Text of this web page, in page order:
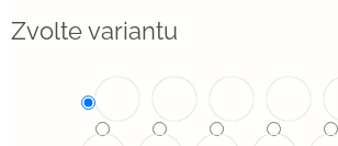
cena:
Zvolte variantu